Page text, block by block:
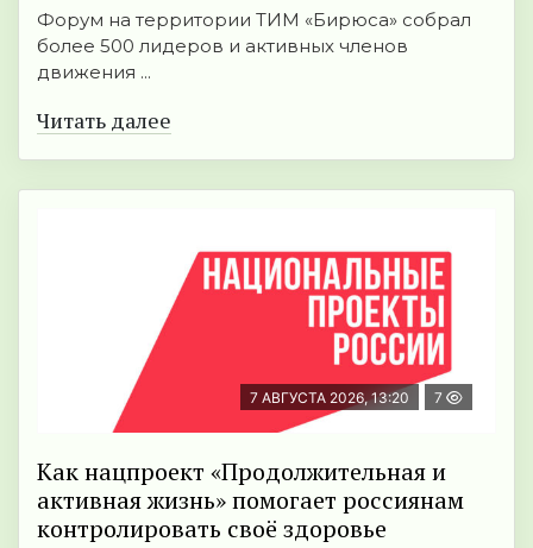
Форум на территории ТИМ «Бирюса» собрал
более 500 лидеров и активных членов
движения ...
Читать далее
7 АВГУСТА 2026, 13:20 7
Как нацпроект «Продолжительная и
активная жизнь» помогает россиянам
контролировать своё здоровье